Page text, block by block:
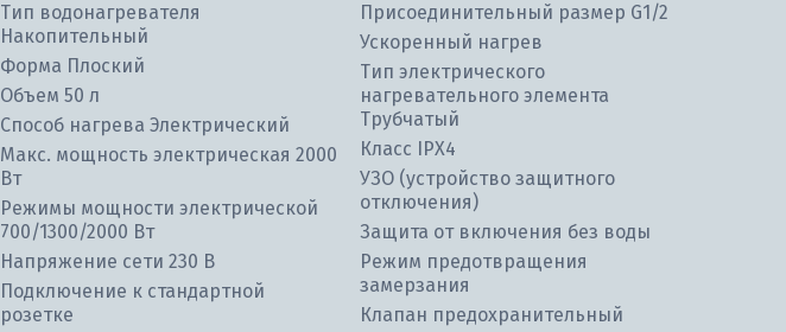
Тип водонагревателя
Накопительный
Форма Плоский
Объем 50 л
Способ нагрева Электрический
Макс. мощность электрическая 2000
Вт
Режимы мощности электрической
700/1300/2000 Вт
Напряжение сети 230 В
Подключение к стандартной
розетке
Присоединительный размер G1/2
Ускоренный нагрев
Тип электрического
нагревательного элемента
Трубчатый
Класс IPX4
УЗО (устройство защитного
отключения)
Защита от включения без воды
Режим предотвращения
замерзания
Клапан предохранительный